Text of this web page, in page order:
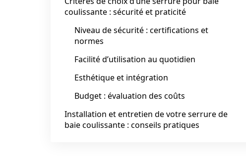
coulissante : sécurité et praticité
Niveau de sécurité : certifications et
normes
Facilité d’utilisation au quotidien
Esthétique et intégration
Budget : évaluation des coûts
Installation et entretien de votre serrure de
baie coulissante : conseils pratiques